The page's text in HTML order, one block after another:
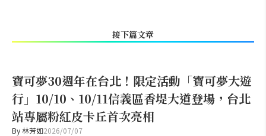
接下篇文章
寶可夢30週年在台北！限定活動「寶可夢大遊
行」10/10、10/11信義區香堤大道登場，台北
站專屬粉紅皮卡丘首次亮相
By林芳如2026/07/07